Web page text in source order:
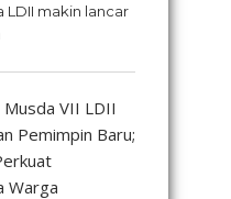
LDII makin lancar
Musda VII LDII
Pemimpin Baru;
Warga